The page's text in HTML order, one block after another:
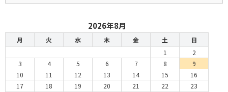
2026年8月
月 火 水 木 金 土
日
1
2
3
4 5 6 7 8
9
10
11 12 13 14 15
16
17
18 19 20 21 22
23